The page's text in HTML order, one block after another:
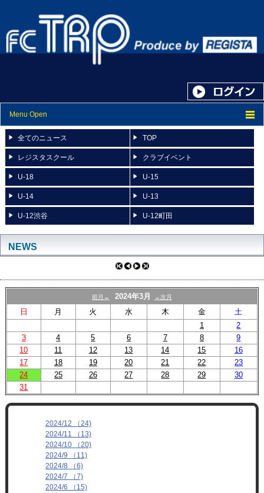
Menu Open
トップ
ニュース
スケジュール
スタッフ紹介
プロフィール
リンク
全てのニュース TOP
レジスタスクール クラブイベント
U-18 U-15
U-14 U-13
U-12渋谷 U-12町田
NEWS
前月← 2024年3月 →次月
日 月 火 水 木 金
土
1
2
3
4 5 6 7 8
9
10
11 12 13 14 15
16
17
18 19 20 21 22
23
24
25 26 27 28 29
30
31
2024/12 （24)
2024/11 （13)
2024/10 （20)
2024/9 （11)
2024/8 （6)
2024/7 （7)
2024/6 （15)